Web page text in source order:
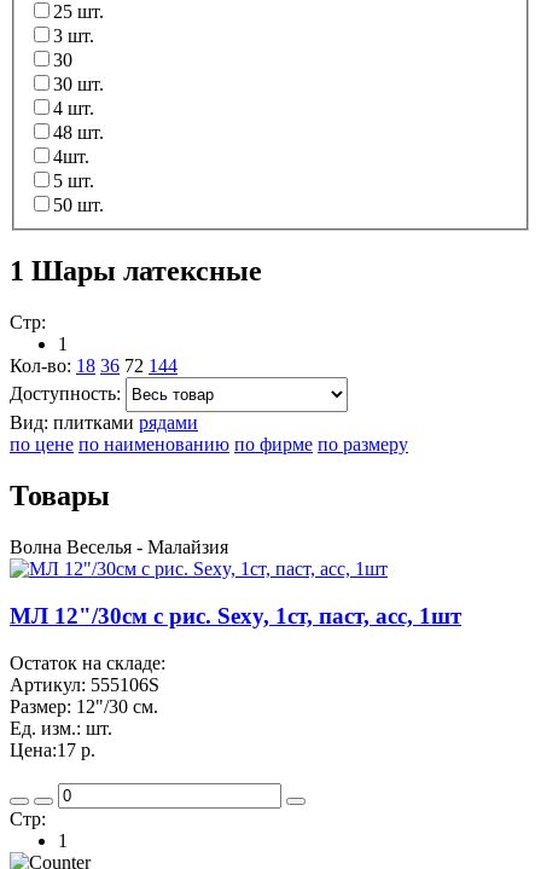
25 шт.
3 шт.
30
30 шт.
4 шт.
48 шт.
4шт.
5 шт.
50 шт.
1 Шары латексные
Стр:
1
Кол-во: 18 36 72 144
Доступность:
Вид: плитками рядами
по цене по наименованию по фирме по размеру
Товары
Волна Веселья - Малайзия
МЛ 12"/30см с рис. Sexy, 1ст, паст, асс, 1шт
Остаток на складе:
Артикул: 555106S
Размер: 12"/30 см.
Ед. изм.: шт.
Цена:17 р.
Стр:
1